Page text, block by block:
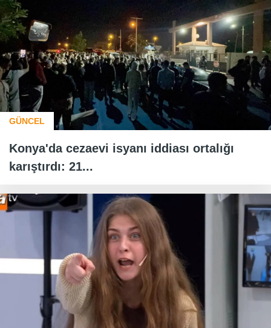
GÜNCEL
Konya'da cezaevi isyanı iddiası ortalığı
karıştırdı: 21...